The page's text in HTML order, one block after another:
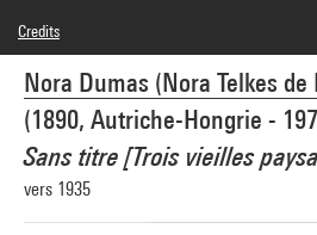
Nora Dumas (Nora Telkes
(1890, Autriche-Hongrie -
Sans titre [Trois vieilles
vers 1935
Credits
© Nora DUMAS / GAMMA-RAPHO
Photo credits : Centre Pompidou, MNAM-CCI/
GrandPalaisRmn
Image reference : 4N71767